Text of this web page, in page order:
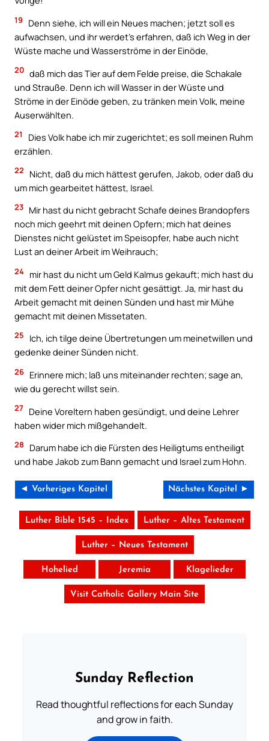
19
Denn siehe, ich will ein Neues machen; jetzt soll es
aufwachsen, und ihr werdet’s erfahren, daß ich Weg in der
Wüste mache und Wasserströme in der Einöde,
20 daß mich das Tier auf dem Felde preise, die Schakale
und Strauße. Denn ich will Wasser in der Wüste und
Ströme in der Einöde geben, zu tränken mein Volk, meine
Auserwählten.
21
Dies Volk habe ich mir zugerichtet; es soll meinen Ruhm
erzählen.
22
Nicht, daß du mich hättest gerufen, Jakob, oder daß du
um mich gearbeitet hättest, Israel.
23 Mir hast du nicht gebracht Schafe deines Brandopfers
noch mich geehrt mit deinen Opfern; mich hat deines
Dienstes nicht gelüstet im Speisopfer, habe auch nicht
Lust an deiner Arbeit im Weihrauch;
24 mir hast du nicht um Geld Kalmus gekauft; mich hast du
mit dem Fett deiner Opfer nicht gesättigt. Ja, mir hast du
Arbeit gemacht mit deinen Sünden und hast mir Mühe
gemacht mit deinen Missetaten.
25
Ich, ich tilge deine Übertretungen um meinetwillen und
gedenke deiner Sünden nicht.
26 Erinnere mich; laß uns miteinander rechten; sage an,
wie du gerecht willst sein.
27 Deine Voreltern haben gesündigt, und deine Lehrer
haben wider mich mißgehandelt.
28
Darum habe ich die Fürsten des Heiligtums entheiligt
und habe Jakob zum Bann gemacht und Israel zum Hohn.
◄ Vorheriges Kapitel Nächstes Kapitel ►
Luther Bible 1545 – Index Luther – Altes Testament
Luther – Neues Testament
Hohelied Jeremia Klagelieder
Visit Catholic Gallery Main Site
Sunday Reflection
Read thoughtful reflections for each Sunday
and grow in faith.